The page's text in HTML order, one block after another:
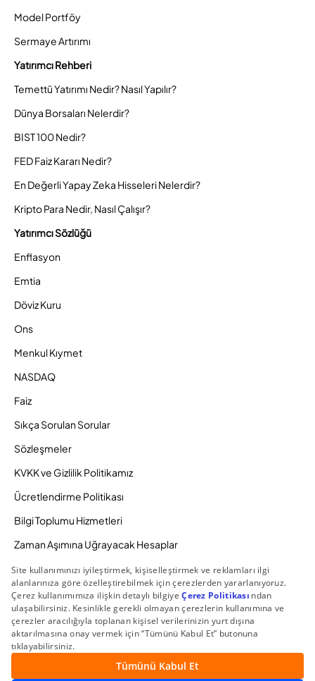
Model Portföy
Sermaye Artırımı
Yatırımcı Rehberi
Temettü Yatırımı Nedir? Nasıl Yapılır?
Dünya Borsaları Nelerdir?
BIST 100 Nedir?
FED Faiz Kararı Nedir?
En Değerli Yapay Zeka Hisseleri Nelerdir?
Kripto Para Nedir, Nasıl Çalışır?
Yatırımcı Sözlüğü
Enflasyon
Emtia
Döviz Kuru
Ons
Menkul Kıymet
NASDAQ
Faiz
Sıkça Sorulan Sorular
Sözleşmeler
KVKK ve Gizlilik Politikamız
Ücretlendirme Politikası
Bilgi Toplumu Hizmetleri
Zaman Aşımına Uğrayacak Hesaplar
Duyurular ve Kampanyalar
© 2026 Gedik Yatırım Menkul Değerler AŞ. Tüm Hakları